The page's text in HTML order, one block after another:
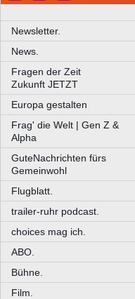
Newsletter.
News.
Fragen der Zeit
Zukunft JETZT
Europa gestalten
Frag' die Welt | Gen Z &
Alpha
GuteNachrichten fürs
Gemeinwohl
Flugblatt.
trailer-ruhr podcast.
choices mag ich.
ABO.
Bühne.
Film.